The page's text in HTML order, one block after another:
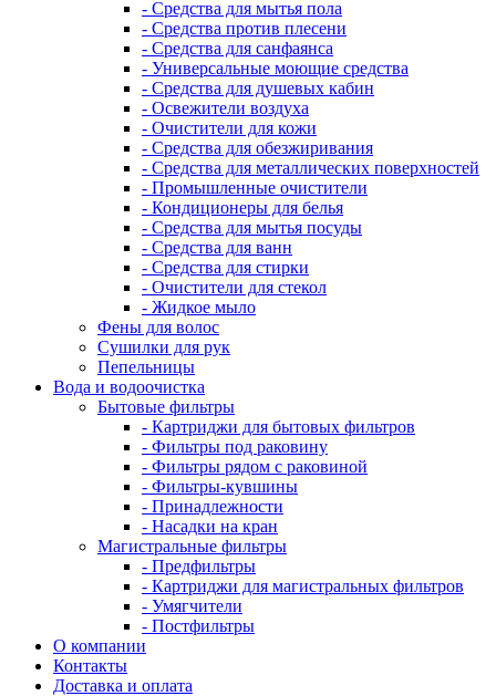
- Средства для мытья пола
- Средства против плесени
- Средства для санфаянса
- Универсальные моющие средства
- Средства для душевых кабин
- Освежители воздуха
- Очистители для кожи
- Средства для обезжиривания
- Средства для металлических поверхностей
- Промышленные очистители
- Кондиционеры для белья
- Средства для мытья посуды
- Средства для ванн
- Средства для стирки
- Очистители для стекол
- Жидкое мыло
Фены для волос
Сушилки для рук
Пепельницы
Вода и водоочистка
Бытовые фильтры
- Картриджи для бытовых фильтров
- Фильтры под раковину
- Фильтры рядом с раковиной
- Фильтры-кувшины
- Принадлежности
- Насадки на кран
Магистральные фильтры
- Предфильтры
- Картриджи для магистральных фильтров
- Умягчители
- Постфильтры
О компании
Контакты
Доставка и оплата